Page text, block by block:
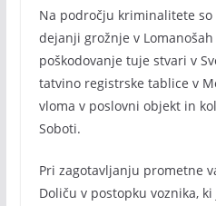
Na področju kriminalitete
dejanji grožnje v
poškodovanje tuje stvari v
tatvino registrske tablice v
vloma v poslovni objekt in
Soboti.
Pri zagotavljanju prometne
Doliču v postopku voznika,